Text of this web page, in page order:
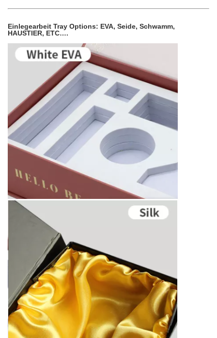
Einlegearbeit Tray Options: EVA, Seide, Schwamm,
HAUSTIER, ETC….